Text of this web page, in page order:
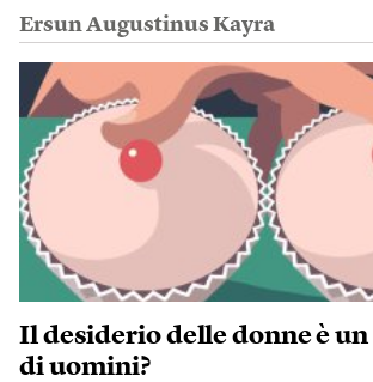
Ersun Augustinus Kayra
Il desiderio delle donne è
di uomini?